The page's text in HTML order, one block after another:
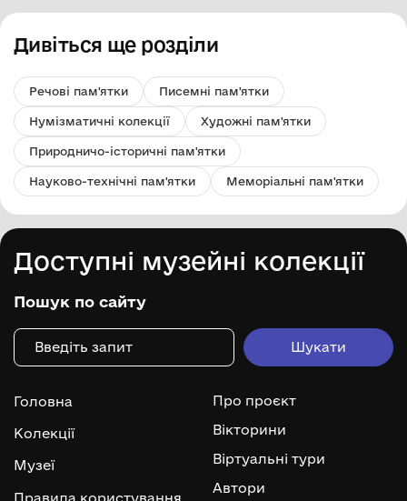
Дивіться ще розділи
Речові пам'ятки Писемні пам'ятки
Нумізматичні колекції Художні пам'ятки
Природничо-історичні пам'ятки
Науково-технічні пам'ятки Меморіальні пам'ятки
Доступні музейні колекції
Пошук по сайту
Головна
Колекції
Музеї
Правила користування
Про проєкт
Вікторини
Віртуальні тури
Автори